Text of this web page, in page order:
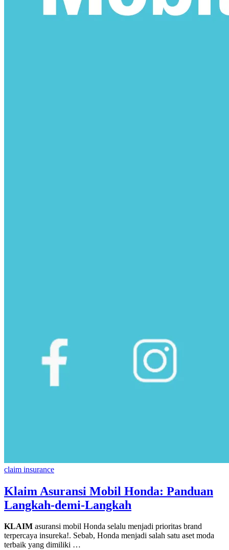
claim insurance
Klaim Asuransi Mobil Honda: Panduan
Langkah-demi-Langkah
KLAIM asuransi mobil Honda selalu menjadi prioritas brand
terpercaya insureka!. Sebab, Honda menjadi salah satu aset moda
terbaik yang dimiliki …